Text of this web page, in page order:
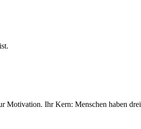
Ihr Kern: Menschen haben